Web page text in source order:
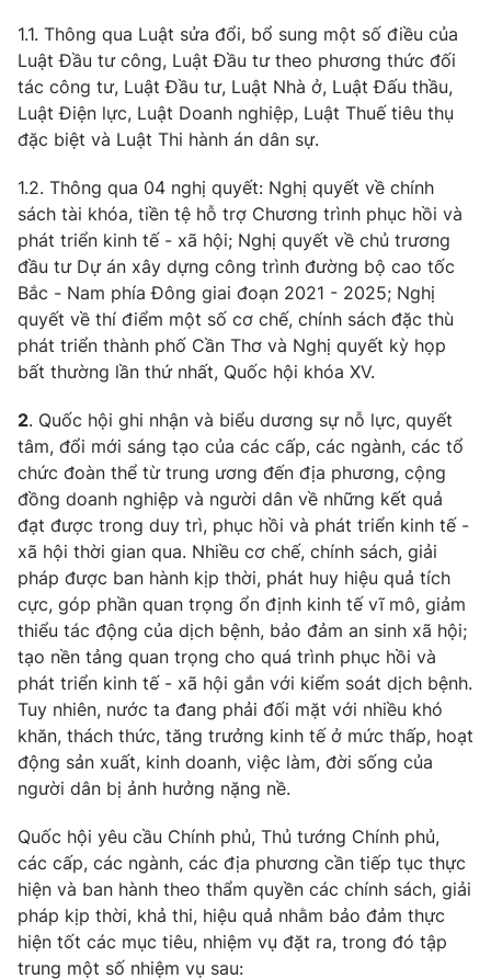
® Cấm sao chép dưới mọi hình thức nếu không có sự chấp
thuận bằng văn bản. Ghi rõ nguồn VTV.vn khi phát hành lại
thông tin từ website này.
1.1. Thông qua Luật sửa đổi, bổ sung một số điều của
Luật Đầu tư công, Luật Đầu tư theo phương thức đối
tác công tư, Luật Đầu tư, Luật Nhà ở, Luật Đấu thầu,
Luật Điện lực, Luật Doanh nghiệp, Luật Thuế tiêu thụ
đặc biệt và Luật Thi hành án dân sự.
1.2. Thông qua 04 nghị quyết: Nghị quyết về chính
sách tài khóa, tiền tệ hỗ trợ Chương trình phục hồi và
phát triển kinh tế - xã hội; Nghị quyết về chủ trương
đầu tư Dự án xây dựng công trình đường bộ cao tốc
Bắc - Nam phía Đông giai đoạn 2021 - 2025; Nghị
quyết về thí điểm một số cơ chế, chính sách đặc thù
phát triển thành phố Cần Thơ và Nghị quyết kỳ họp
bất thường lần thứ nhất, Quốc hội khóa XV.
2. Quốc hội ghi nhận và biểu dương sự nỗ lực, quyết
tâm, đổi mới sáng tạo của các cấp, các ngành, các tổ
chức đoàn thể từ trung ương đến địa phương, cộng
đồng doanh nghiệp và người dân về những kết quả
đạt được trong duy trì, phục hồi và phát triển kinh tế -
xã hội thời gian qua. Nhiều cơ chế, chính sách, giải
pháp được ban hành kịp thời, phát huy hiệu quả tích
cực, góp phần quan trọng ổn định kinh tế vĩ mô, giảm
thiểu tác động của dịch bệnh, bảo đảm an sinh xã hội;
tạo nền tảng quan trọng cho quá trình phục hồi và
phát triển kinh tế - xã hội gắn với kiểm soát dịch bệnh.
Tuy nhiên, nước ta đang phải đối mặt với nhiều khó
khăn, thách thức, tăng trưởng kinh tế ở mức thấp, hoạt
động sản xuất, kinh doanh, việc làm, đời sống của
người dân bị ảnh hưởng nặng nề.
Quốc hội yêu cầu Chính phủ, Thủ tướng Chính phủ,
các cấp, các ngành, các địa phương cần tiếp tục thực
hiện và ban hành theo thẩm quyền các chính sách, giải
pháp kịp thời, khả thi, hiệu quả nhằm bảo đảm thực
hiện tốt các mục tiêu, nhiệm vụ đặt ra, trong đó tập
trung một số nhiệm vụ sau: